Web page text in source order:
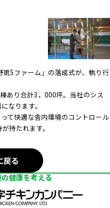
5ファーム」の落成式が、執り行
あり合計3，000坪。当社のシス
なります。
て快適な舎内環境のコントロール
持たれます。
戻る
健康を考える